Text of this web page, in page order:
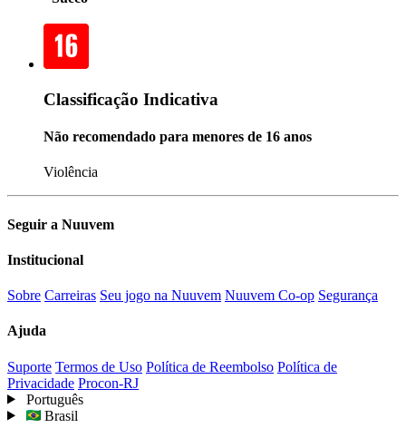
Classificação Indicativa
Não recomendado para menores de 16 anos
Violência
Seguir a Nuuvem
Institucional
Sobre Carreiras Seu jogo na Nuuvem Nuuvem Co-op Segurança
Ajuda
Suporte Termos de Uso Política de Reembolso Política de
Privacidade Procon-RJ
Português
Brasil